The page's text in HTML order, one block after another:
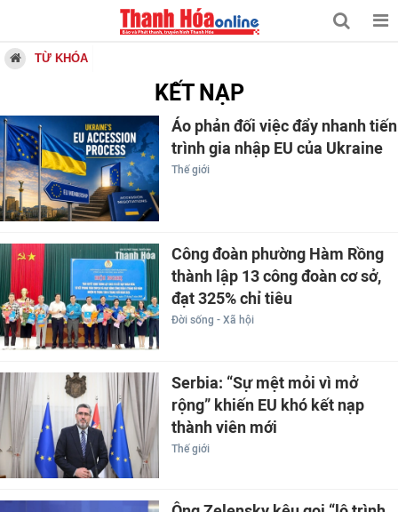
TỪ KHÓA
KẾT NẠP
Áo phản đối việc đẩy nhanh tiến
trình gia nhập EU của Ukraine
Thế giới
Công đoàn phường Hàm Rồng
thành lập 13 công đoàn cơ sở,
đạt 325% chỉ tiêu
Đời sống - Xã hội
Serbia: “Sự mệt mỏi vì mở
rộng” khiến EU khó kết nạp
thành viên mới
Thế giới